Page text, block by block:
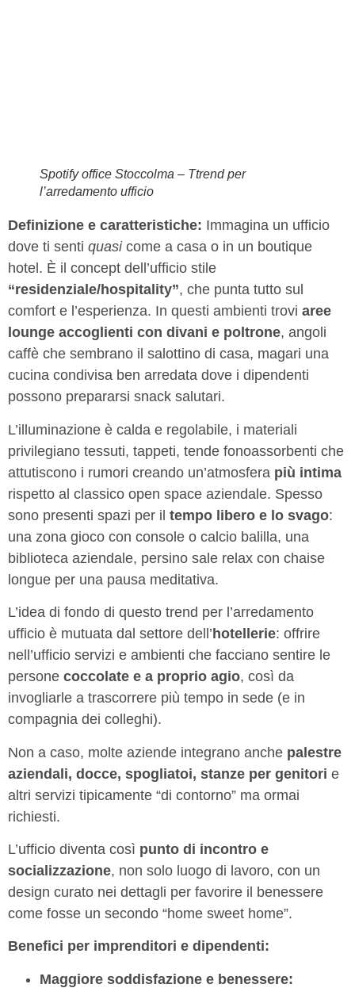
Spotify office Stoccolma – Ttrend per
l’arredamento ufficio
Definizione e caratteristiche: Immagina un ufficio
dove ti senti quasicome a casa o in un boutique
hotel. È il concept dell’ufficio stile
“residenziale/hospitality”, che punta tutto sul
comfort e l’esperienza. In questi ambienti trovi aree
lounge accoglienti con divani e poltrone, angoli
caffè che sembrano il salottino di casa, magari una
cucina condivisa ben arredata dove i dipendenti
possono prepararsi snack salutari.
L’illuminazione è calda e regolabile, i materiali
privilegiano tessuti, tappeti, tende fonoassorbenti che
attutiscono i rumori creando un’atmosfera più intima
rispetto al classico open space aziendale. Spesso
sono presenti spazi per il tempo libero e lo svago:
una zona gioco con console o calcio balilla, una
biblioteca aziendale, persino sale relax con chaise
longue per una pausa meditativa.
L’idea di fondo di questo trend per l’arredamento
ufficio è mutuata dal settore dell’ hotellerie: offrire
nell’ufficio servizi e ambienti che facciano sentire le
persone coccolate e a proprio agio, così da
invogliarle a trascorrere più tempo in sede (e in
compagnia dei colleghi).
Non a caso, molte aziende integrano anche palestre
aziendali, docce, spogliatoi, stanze per genitori e
altri servizi tipicamente “di contorno” ma ormai
richiesti.
L’ufficio diventa così punto di incontro e
socializzazione, non solo luogo di lavoro, con un
design curato nei dettagli per favorire il benessere
come fosse un secondo “home sweet home”.
Benefici per imprenditori e dipendenti:
Maggiore soddisfazione e benessere: